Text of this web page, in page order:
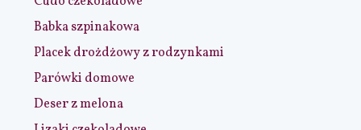
Babka szpinakowa
Placek drożdżowy z rodzynkami
Parówki domowe
Deser z melona